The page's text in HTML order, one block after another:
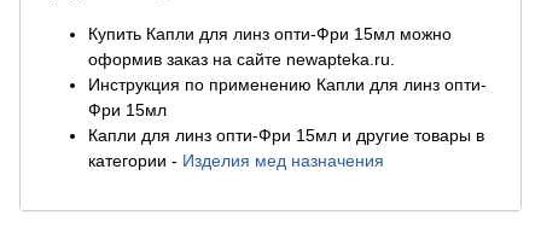
Купить Капли для линз опти-Фри 15мл можно
оформив заказ на сайте newapteka.ru.
Инструкция по применению Капли для линз опти-
Фри 15мл
Капли для линз опти-Фри 15мл и другие товары в
категории - Изделия мед назначения